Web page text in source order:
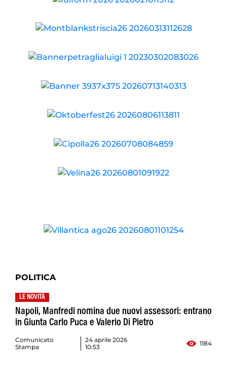
POLITICA
LE NOVITÀ
Napoli, Manfredi nomina due nuovi assessori: entrano
in Giunta Carlo Puca e Valerio Di Pietro
Comunicato
Stampa
24 aprile 2026
10:53
1184